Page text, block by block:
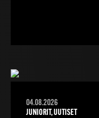
04.08.2026
JUNIORIT, UUTISET